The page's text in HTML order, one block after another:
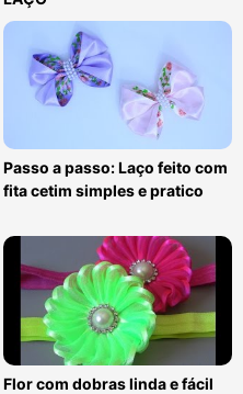
Passo a passo: Laço feito com
fita cetim simples e pratico
Flor com dobras linda e fácil